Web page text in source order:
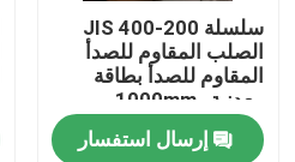
سلسلة 200-400 JIS
الصلب المقاوم للصدأ
المقاوم للصدأ بطاقة
معدنية 1000mm-
6000mm الطول في GB
الحافة الطاحونة القياسية
إرسال استفسار